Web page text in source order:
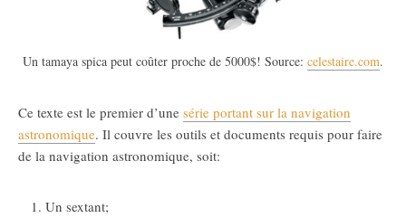
Un tamaya spica peut coûter proche de 5000$! Source: celestaire.com.
Ce texte est le premier d’une série portant sur la navigation
astronomique. Il couvre les outils et documents requis pour faire
de la navigation astronomique, soit:
Un sextant;